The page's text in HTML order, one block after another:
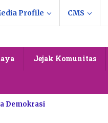
Profile CMS
Jejak Komunitas
Demokrasi